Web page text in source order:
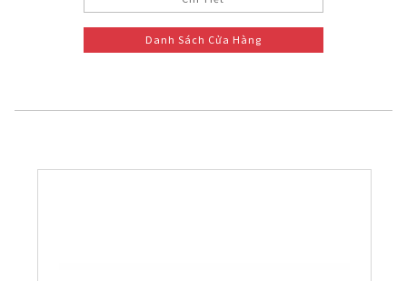
Danh Sách Cửa Hàng